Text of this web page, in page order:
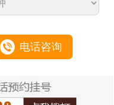
电话咨询